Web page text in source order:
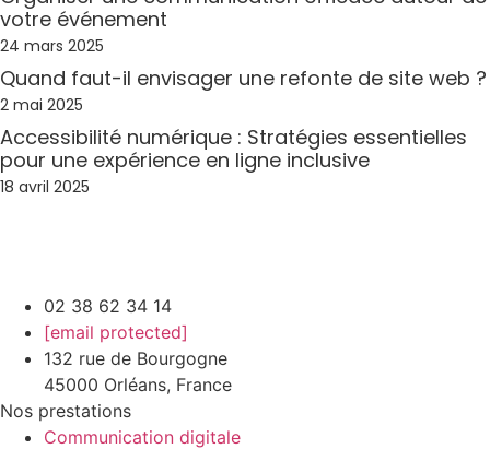
votre événement
24 mars 2025
Quand faut-il envisager une refonte de site web ?
2 mai 2025
Accessibilité numérique : Stratégies essentielles
pour une expérience en ligne inclusive
18 avril 2025
02 38 62 34 14
[email protected]
132 rue de Bourgogne
45000 Orléans, France
Nos prestations
Communication digitale